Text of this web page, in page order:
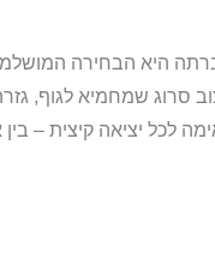
היא הבחירה
סרוג שמחמיא לגוף,
לכל יציאה קיצית – בין